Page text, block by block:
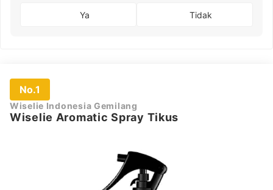
Ya Tidak
No.1
Wiselie Indonesia Gemilang
Wiselie Aromatic Spray Tikus